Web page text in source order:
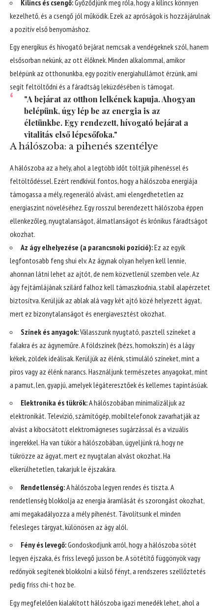
Kilincs és csengő:Győződjünk meg róla, hogy a kilincs könnyen
kezelhető, és a csengő jól működik. Ezek az apróságok is hozzájárulnak
a pozitív első benyomáshoz.
Egy energikus és hívogató bejárat nemcsak a vendégeknek szól, hanem
elsősorban nekünk, az ott élőknek. Minden alkalommal, amikor
belépünk az otthonunkba, egy pozitív energiahullámot érzünk, ami
segít feltöltődni és a fáradtság leküzdésében is támogat.
"A bejárat az otthon lelkének kapuja. Ahogyan
belépünk, úgy lép be az energia is az
életünkbe. Egy rendezett, hívogató bejárat a
vitalitás első lépcsőfoka."
A hálószoba: a pihenés szentélye
A hálószoba az a hely, ahol a legtöbb időt töltjük pihenéssel és
feltöltődéssel. Ezért rendkívül fontos, hogy a hálószoba energiája
támogassa a mély, regeneráló alvást, ami elengedhetetlen az
energiaszint növeléséhez. Egy rosszul berendezett hálószoba éppen
ellenkezőleg, nyugtalanságot, álmatlanságot és krónikus fáradtságot
okozhat.
Az ágy elhelyezése (a parancsnoki pozíció):Ez az egyik
legfontosabb feng shui elv. Az ágynak olyan helyen kell lennie,
ahonnan látni lehet az ajtót, de nem közvetlenül szemben vele. Az
ágy fejtámlájának szilárd falhoz kell támaszkodnia, stabil alapérzetet
biztosítva. Kerüljük az ablak alá vagy két ajtó közé helyezett ágyat,
mert ez bizonytalanságot és energiavesztést okozhat.
Színek és anyagok:Válasszunk nyugtató, pasztell színeket a
falakra és az ágyneműre. A földszínek (bézs, homokszín) és a lágy
kékek, zöldek ideálisak. Kerüljük az élénk, stimuláló színeket, mint a
piros vagy az élénk narancs. Használjunk természetes anyagokat, mint
a pamut, len, gyapjú, amelyek légáteresztőek és kellemes tapintásúak.
Elektronika és tükrök:A hálószobában minimalizáljuk az
elektronikát. Televízió, számítógép, mobiltelefonok zavarhatják az
alvást a kibocsátott elektromágneses sugárzással és a vizuális
ingerekkel. Ha van tükör a hálószobában, ügyeljünk rá, hogy ne
tükrözze az ágyat, mert ez nyugtalan alvást okozhat. Ha
elkerülhetetlen, takarjuk le éjszakára.
Rendetlenség:A hálószoba legyen rendes és tiszta. A
rendetlenség blokkolja az energia áramlását és szorongást okozhat,
ami megakadályozza a mély pihenést. Távolítsunk el minden
felesleges tárgyat, különösen az ágy alól.
Fény és levegő:Gondoskodjunk arról, hogy a hálószoba sötét
legyen éjszaka, és friss levegő jusson be. A sötétítő függönyök vagy
redőnyök segítenek blokkolni a külső fényt, a rendszeres szellőztetés
pedig friss chi-t hoz be.
Egy megfelelően kialakított hálószoba igazi menedék lehet, ahol a